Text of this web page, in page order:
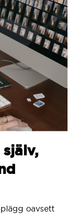
oavsett